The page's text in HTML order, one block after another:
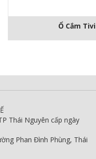
Ổ Cắm Tivi
Thái Nguyên cấp ngày
Phan Đình Phùng, Thái